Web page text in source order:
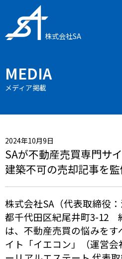
株式会社SA
MEDIA
メディア掲載
2024年10月9日
SAが不動産売買専門サ
建築不可の売却記事を
株式会社SA（代表取締役
都千代田区紀尾井町3-12
は、不動産売買の悩みを
イト「イエコン」（運営